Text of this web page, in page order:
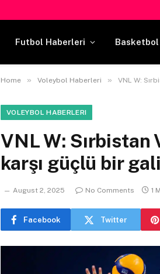
Futbol Haberleri
Home » Voleybol Haberleri » VNL W:
VOLEYBOL HABERLERI
VNL W: Sırbistan
karşı güçlü bir
August 2, 2025 No Comments 1
Facebook Twitter